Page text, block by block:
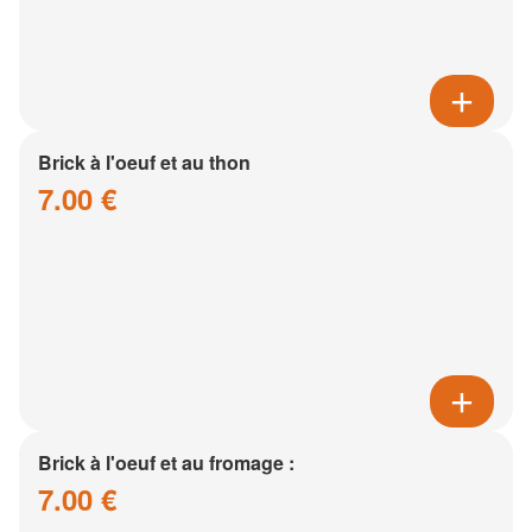
Brick à l'oeuf et au thon
7.00 €
Brick à l'oeuf et au fromage :
7.00 €